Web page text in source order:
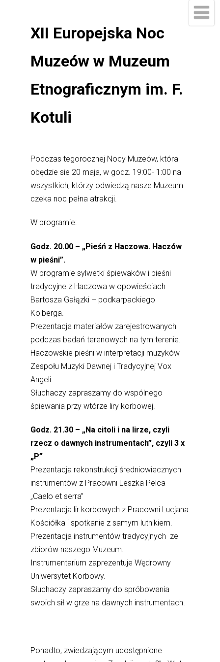
XII Europejska Noc
Muzeów w Muzeum
Etnograficznym im. F.
Kotuli
Podczas tegorocznej Nocy Muzeów, która
obędzie sie 20 maja, w godz. 19:00- 1:00 na
wszystkich, którzy odwiedzą nasze Muzeum
czeka noc pełna atrakcji.
W programie:
Godz. 20.00 – „Pieśń z Haczowa. Haczów
w pieśni”.
W programie sylwetki śpiewaków i pieśni
tradycyjne z Haczowa w opowieściach
Bartosza Gałązki – podkarpackiego
Kolberga.
Prezentacja materiałów zarejestrowanych
podczas badań terenowych na tym terenie.
Haczowskie pieśni w interpretacji muzyków
Zespołu Muzyki Dawnej i Tradycyjnej Vox
Angeli.
Słuchaczy zapraszamy do wspólnego
śpiewania przy wtórze liry korbowej.
Godz. 21.30 – „Na citoli i na lirze, czyli
rzecz o dawnych instrumentach”, czyli 3 x
„P”
Prezentacja rekonstrukcji średniowiecznych
instrumentów z Pracowni Leszka Pelca
„Caelo et serra”
Prezentacja lir korbowych z Pracowni Lucjana
Kościółka i spotkanie z samym lutnikiem.
Prezentacja instrumentów tradycyjnych ze
zbiorów naszego Muzeum.
Instrumentarium zaprezentuje Wędrowny
Uniwersytet Korbowy.
Słuchaczy zapraszamy do spróbowania
swoich sił w grze na dawnych instrumentach.
Ponadto, zwiedzającym udostępnione